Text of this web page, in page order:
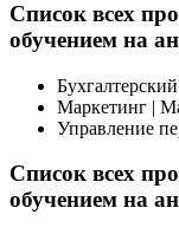
Список всех
обучением на
Маркетинг |
Управление
Список всех
обучением на